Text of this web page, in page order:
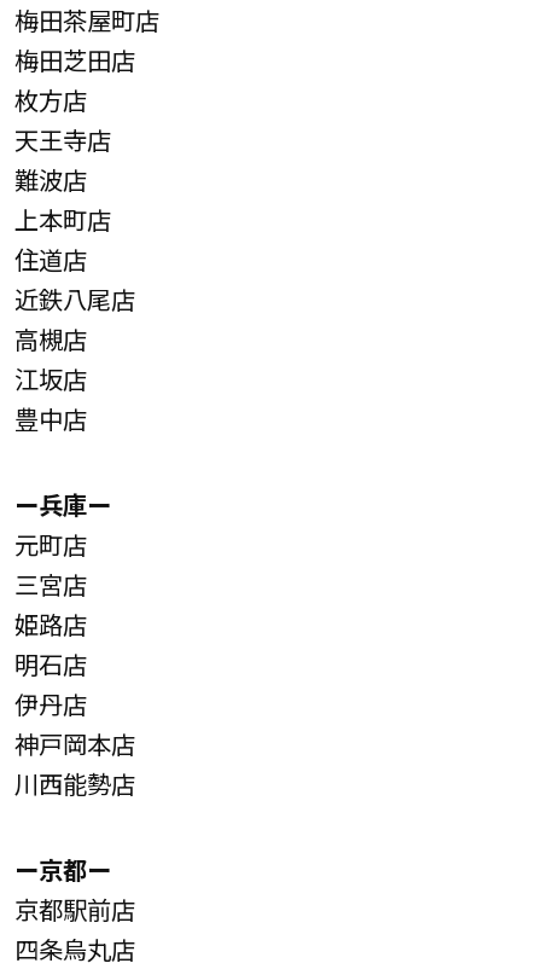
梅田茶屋町店
梅田芝田店
枚方店
天王寺店
難波店
上本町店
住道店
近鉄八尾店
高槻店
江坂店
豊中店
ー兵庫ー
元町店
三宮店
姫路店
明石店
伊丹店
神戸岡本店
川西能勢店
ー京都ー
京都駅前店
四条烏丸店